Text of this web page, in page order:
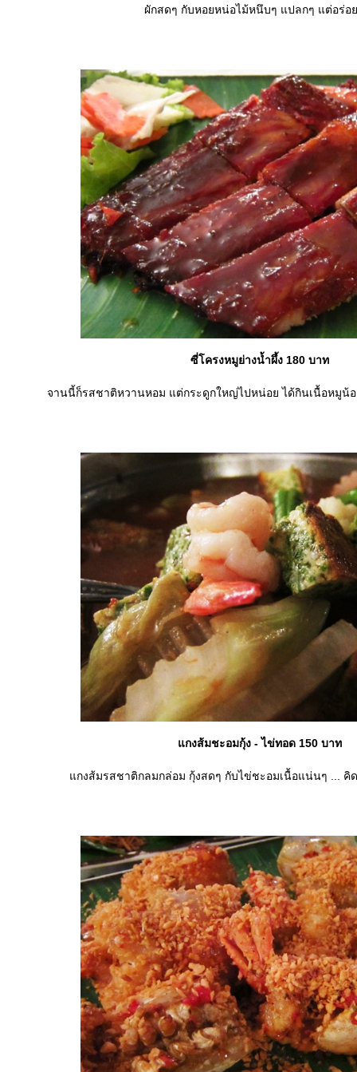
ผักสดๆ กับหอยหน่อไม้หนึบๆ แปลกๆ แต่อร่
ซี่โครงหมูย่างน้ำผึ้ง 180 บาท
จานนี้ก็รสชาติหวานหอม แต่กระดูกใหญ่ไปหน่อย ได้กินเนื้อหมู
กงส้มชะอมกุ้ง - ไข่ทอด 150 บาท
กงส้มรสชาติกลมกล่อม กุ้งสดๆ กับไข่ชะอมเนื้อแน่นๆ ... คิ